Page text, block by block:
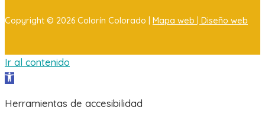
Copyright © 2026 Colorín Colorado | Mapa web | Diseño web
Ir al contenido
Abrir barra de herramientas
Herramientas de accesibilidad